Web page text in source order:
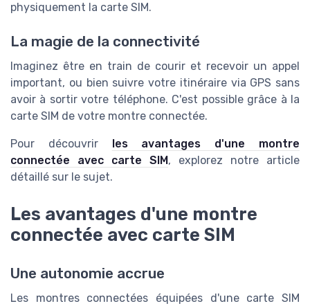
physiquement la carte SIM.
La magie de la connectivité
Imaginez être en train de courir et recevoir un appel
important, ou bien suivre votre itinéraire via GPS sans
avoir à sortir votre téléphone. C'est possible grâce à la
carte SIM de votre montre connectée.
Pour découvrir les avantages d'une montre
connectée avec carte SIM, explorez notre article
détaillé sur le sujet.
Les avantages d'une montre
connectée avec carte SIM
Une autonomie accrue
Les montres connectées équipées d'une carte SIM